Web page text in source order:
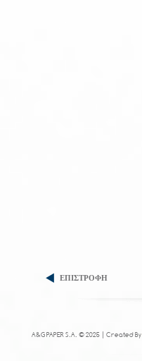
ΕΠΙΣΤΡΟΦΗ
A&G PAPER S.A. © 2025 | Created By